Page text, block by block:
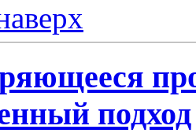
подход